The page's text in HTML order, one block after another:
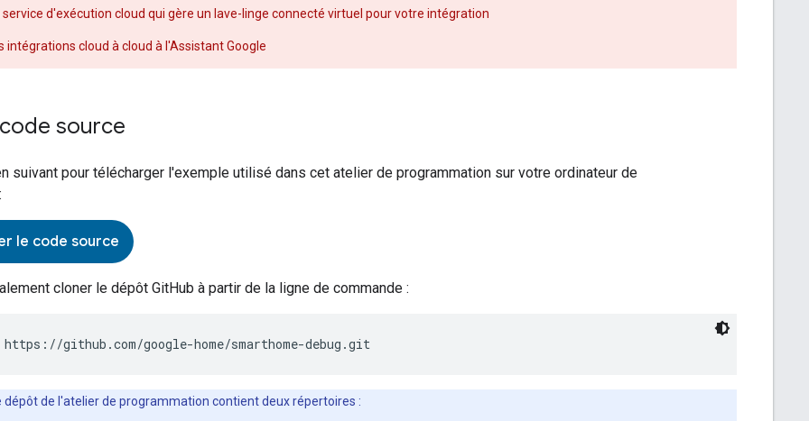
service d'exécution cloud qui gère un lave-linge connecté virtuel pour votre intégration
intégrations cloud à cloud à l'Assistant Google
code source
suivant pour télécharger l'exemple utilisé dans cet atelier de programmation sur votre ordinateur de
le code source
cloner le dépôt GitHub à partir de la ligne de commande :
dépôt de l'atelier de programmation contient deux répertoires :